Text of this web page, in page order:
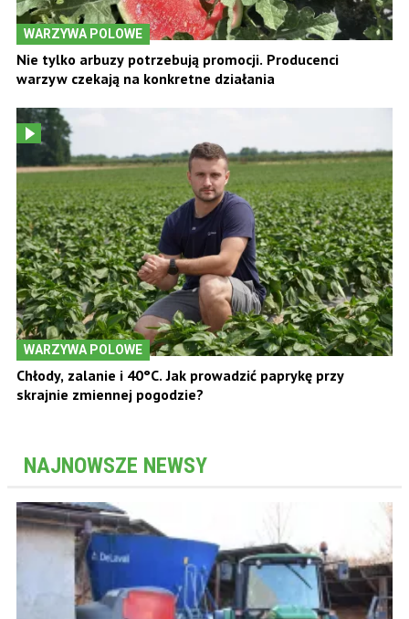
WARZYWA POLOWE
Nie tylko arbuzy potrzebują promocji. Producenci
warzyw czekają na konkretne działania
WARZYWA POLOWE
Chłody, zalanie i 40°C. Jak prowadzić paprykę przy
skrajnie zmiennej pogodzie?
NAJNOWSZE NEWSY